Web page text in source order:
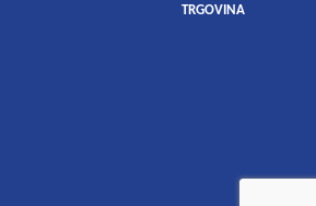
TRGOVINA